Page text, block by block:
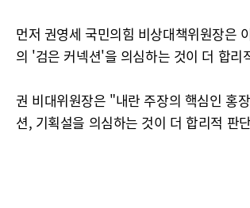
먼저 권영세 국민의힘 비상대책위원장은
의 '검은 커넥션'을 의심하는 것이 더 합리
권 비대위원장은 "내란 주장의 핵심인 홍
션, 기획설을 의심하는 것이 더 합리적 판